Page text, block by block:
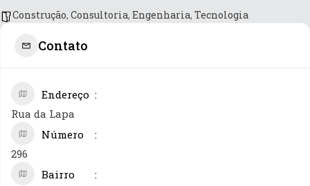
Construção, Consultoria, Engenharia, Tecnologia
Contato
Endereço
Rua da Lapa
Número
296
Bairro